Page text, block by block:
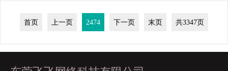
首页 上一页 2474 下一页 末页 共3347页